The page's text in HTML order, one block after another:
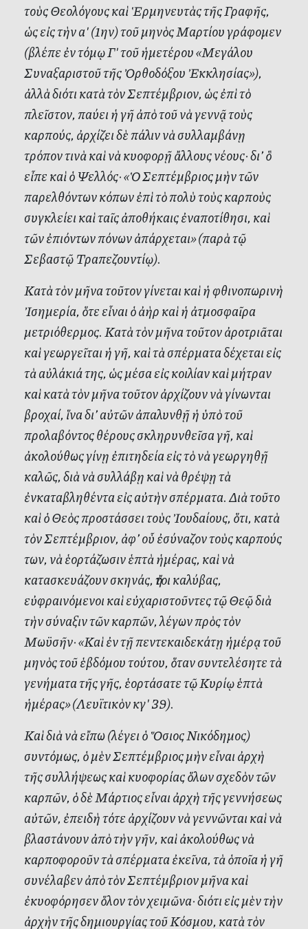
τοὺς Θεολόγους καὶ Ἑρμηνευτὰς τῆς Γραφῆς,
ὡς εἰς τὴν αʹ (1ην) τοῦ μηνὸς Μαρτίου γράφομεν
(βλέπε ἐν τόμῳ Γʹ τοῦ ἡμετέρου «Μεγάλου
Συναξαριστοῦ τῆς Ὀρθοδόξου Ἐκκλησίας»),
ἀλλὰ διότι κατὰ τὸν Σεπτέμβριον, ὡς ἐπὶ τὸ
πλεῖστον, παύει ἡ γῆ ἀπὸ τοῦ νὰ γεννᾷ τοὺς
καρπούς, ἀρχίζει δὲ πάλιν νὰ συλλαμβάνῃ
τρόπον τινὰ καὶ νὰ κυοφορῇ ἄλλους νέους· δι’ ὃ
εἶπε καὶ ὁ Ψελλός· «Ὁ Σεπτέμβριος μὴν τῶν
παρελθόντων κόπων ἐπὶ τὸ πολὺ τοὺς καρποὺς
συγκλείει καὶ ταῖς ἀποθήκαις ἐναποτίθησι, καὶ
τῶν ἐπιόντων πόνων ἀπάρχεται» (παρὰ τῷ
Σεβαστῷ Τραπεζουντίῳ).
Κατὰ τὸν μῆνα τοῦτον γίνεται καὶ ἡ φθινοπωρινὴ
Ἰσημερία, ὅτε εἶναι ὁ ἀὴρ καὶ ἡ ἀτμοσφαῖρα
μετριόθερμος. Κατὰ τὸν μῆνα τοῦτον ἀροτριᾶται
καὶ γεωργεῖται ἡ γῆ, καὶ τὰ σπέρματα δέχεται εἰς
τὰ αὐλάκιά της, ὡς μέσα εἰς κοιλίαν καὶ μήτραν
καὶ κατὰ τὸν μῆνα τοῦτον ἀρχίζουν νὰ γίνωνται
βροχαί, ἵνα δι’ αὐτῶν ἀπαλυνθῇ ἡ ὑπὸ τοῦ
προλαβόντος θέρους σκληρυνθεῖσα γῆ, καὶ
ἀκολούθως γίνῃ ἐπιτηδεία εἰς τὸ νὰ γεωργηθῇ
καλῶς, διὰ νὰ συλλάβῃ καὶ νὰ θρέψῃ τὰ
ἐνκαταβληθέντα εἰς αὐτὴν σπέρματα. Διὰ τοῦτο
καὶ ὁ Θεὸς προστάσσει τοὺς Ἰουδαίους, ὅτι, κατὰ
τὸν Σεπτέμβριον, ἀφ’ οὗ ἐσύναζον τοὺς καρπούς
των, νὰ ἑορτάζωσιν ἑπτὰ ἡμέρας, καὶ νὰ
κατασκευάζουν σκηνάς, ἤτοι καλύβας,
εὐφραινόμενοι καὶ εὐχαριστοῦντες τῷ Θεῷ διὰ
τὴν σύναξιν τῶν καρπῶν, λέγων πρὸς τὸν
Μωϋσῆν· «Καὶ ἐν τῇ πεντεκαιδεκάτῃ ἡμέρᾳ τοῦ
μηνὸς τοῦ ἑβδόμου τούτου, ὅταν συντελέσητε τὰ
γενήματα τῆς γῆς, ἑορτάσατε τῷ Κυρίῳ ἑπτὰ
ἡμέρας» (Λευϊτικὸν κγʹ 39).
Καὶ διὰ νὰ εἴπω (λέγει ὁ Ὅσιος Νικόδημος)
συντόμως, ὁ μὲν Σεπτέμβριος μὴν εἶναι ἀρχὴ
τῆς συλλήψεως καὶ κυοφορίας ὅλων σχεδὸν τῶν
καρπῶν, ὁ δὲ Μάρτιος εἶναι ἀρχὴ τῆς γεννήσεως
αὐτῶν, ἐπειδὴ τότε ἀρχίζουν νὰ γεννῶνται καὶ νὰ
βλαστάνουν ἀπὸ τὴν γῆν, καὶ ἀκολούθως νὰ
καρποφοροῦν τὰ σπέρματα ἐκεῖνα, τὰ ὁποῖα ἡ γῆ
συνέλαβεν ἀπὸ τὸν Σεπτέμβριον μῆνα καὶ
ἐκυοφόρησεν ὅλον τὸν χειμῶνα· διότι εἰς μὲν τὴν
ἀρχὴν τῆς δημιουργίας τοῦ Κόσμου, κατὰ τὸν